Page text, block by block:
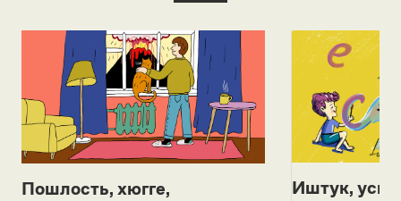
Пошлость, хюгге,
Иштук,